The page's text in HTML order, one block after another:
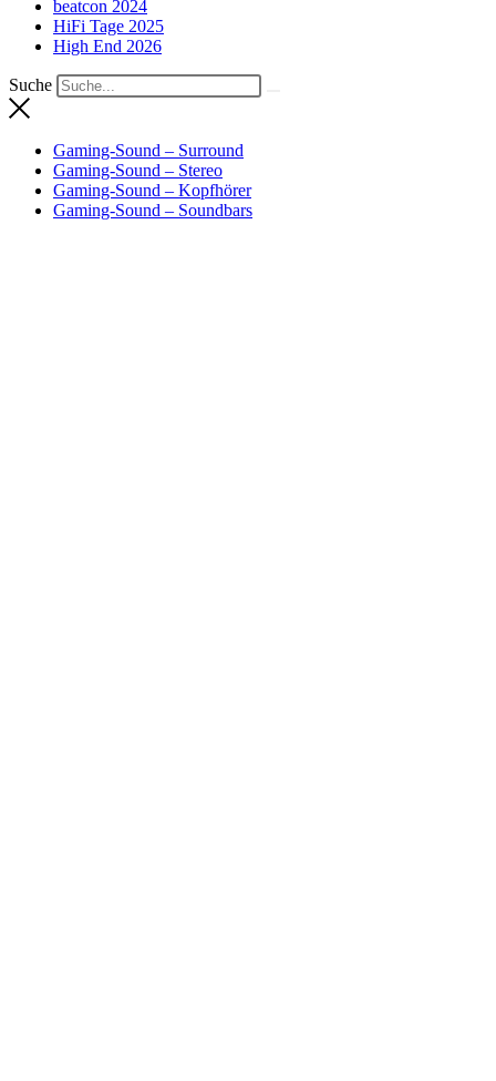
beatcon 2024
HiFi Tage 2025
High End 2026
Suche
Gaming-Sound – Surround
Gaming-Sound – Stereo
Gaming-Sound – Kopfhörer
Gaming-Sound – Soundbars